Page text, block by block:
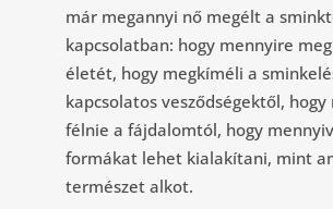
már megannyi nő megélt a
kapcsolatban: hogy mennyire
életét, hogy megkíméli a
kapcsolatos vesződségektől, hogy
félnie a fájdalomtól, hogy
formákat lehet kialakítani, mint
természet alkot.